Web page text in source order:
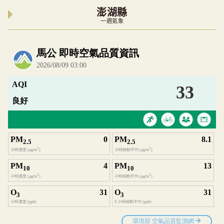
澎湖縣
一週氣象
內嵌空氣品質小工具為視覺預覽，完整即時空